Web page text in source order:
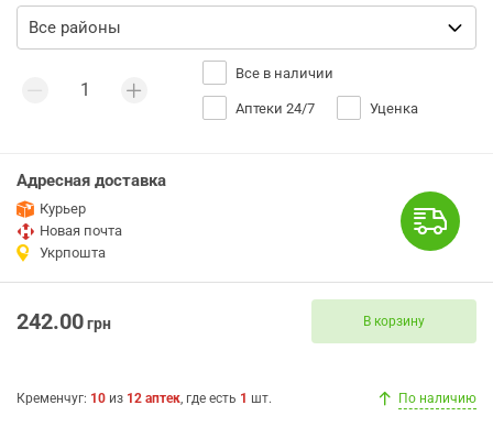
Все в наличии
Аптеки 24/7 Уценка
Адресная доставка
Курьер
Новая почта
Укрпошта
242.00грн В корзину
Кременчуг: 10 из 12 аптек, где есть 1 шт. По наличию